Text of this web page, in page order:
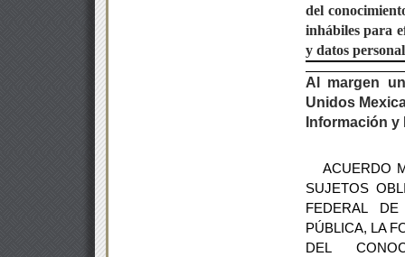
del
inhábiles para
y datos
Al margen
Unidos
Información y
ACUERDO
SUJETOS
FEDERAL
PÚBLICA, LA
DEL